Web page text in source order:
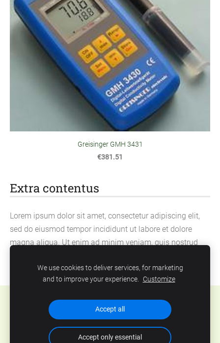
Extra contentus
Lorem ipsum dolor sit amet, consectetur adipiscing elit,
sed do eiusmod tempor incididunt ut labore et dolore
magna aliqua. Ut enim ad minim veniam, quis nostrud
commodo consequat.
Greisinger GMH 3431
€381.51
Cookies
We use cookies to deliver services, for marketing
and to improve your experience. Customize
Accept all
Accept only essential